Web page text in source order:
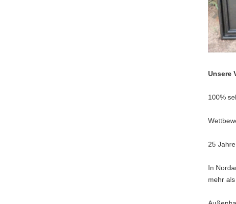
Unsere
100%
25
In
mehr